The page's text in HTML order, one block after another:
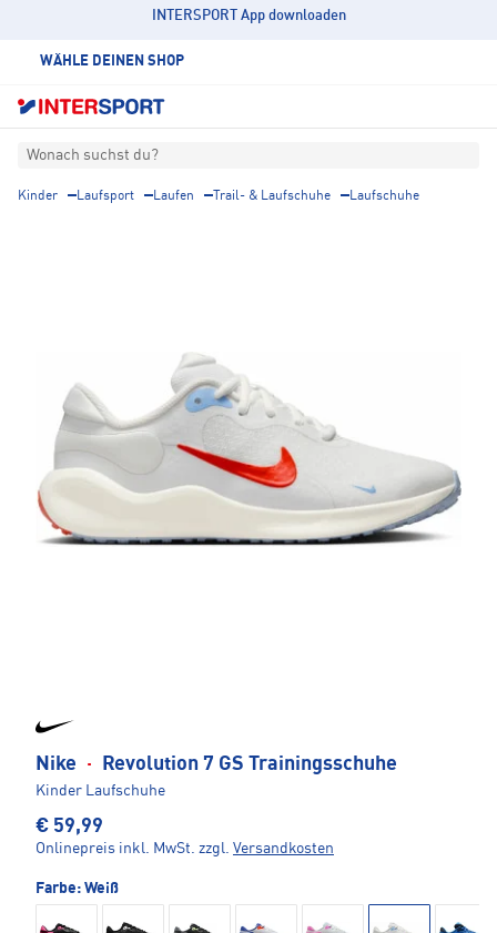
INTERSPORT App downloaden
WÄHLE DEINEN SHOP
Wonach suchst du?
Kinder Laufsport Laufen Trail- & Laufschuhe Laufschuhe
Nike · Revolution 7 GS Trainingsschuhe
Kinder Laufschuhe
€ 59,99
Onlinepreis inkl. MwSt. zzgl. Versandkosten
Farbe: Weiß